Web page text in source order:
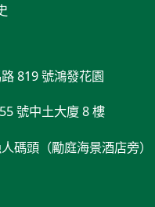
819 號鴻發花園
號中土大廈 8 樓
碼頭（勵庭海景酒店旁）